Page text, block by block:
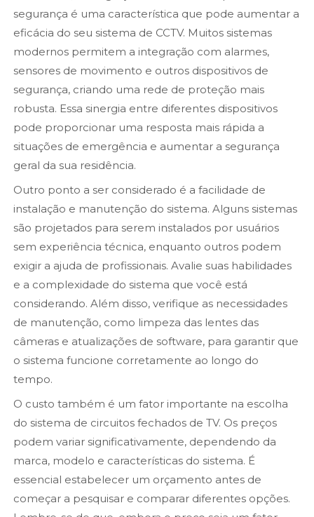
segurança é uma característica que pode aumentar a
eficácia do seu sistema de CCTV. Muitos sistemas
modernos permitem a integração com alarmes,
sensores de movimento e outros dispositivos de
segurança, criando uma rede de proteção mais
robusta. Essa sinergia entre diferentes dispositivos
pode proporcionar uma resposta mais rápida a
situações de emergência e aumentar a segurança
geral da sua residência.
Outro ponto a ser considerado é a facilidade de
instalação e manutenção do sistema. Alguns sistemas
são projetados para serem instalados por usuários
sem experiência técnica, enquanto outros podem
exigir a ajuda de profissionais. Avalie suas habilidades
e a complexidade do sistema que você está
considerando. Além disso, verifique as necessidades
de manutenção, como limpeza das lentes das
câmeras e atualizações de software, para garantir que
o sistema funcione corretamente ao longo do
tempo.
O custo também é um fator importante na escolha
do sistema de circuitos fechados de TV. Os preços
podem variar significativamente, dependendo da
marca, modelo e características do sistema. É
essencial estabelecer um orçamento antes de
começar a pesquisar e comparar diferentes opções.